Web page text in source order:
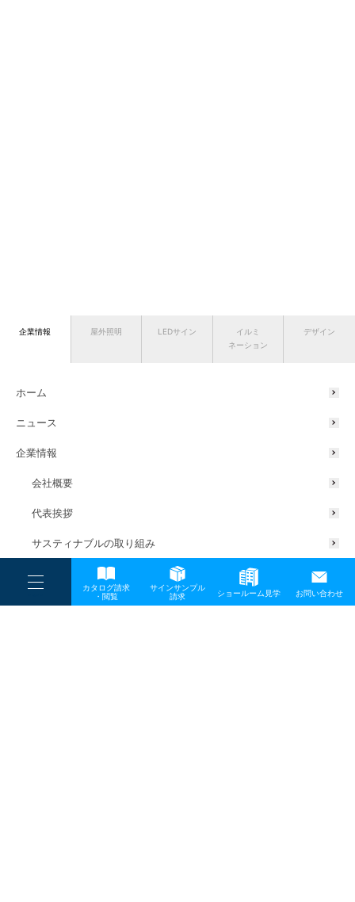
----
----
-
カタログ請求
・閲覧
サインサンプル
請求
ショールーム見学 お問い合わせ
企業情報 屋外照明 LEDサイン
イルミ
ネーション
デザイン
ホーム
ニュース
企業情報
会社概要
代表挨拶
サスティナブルの取り組み
一般事業主行動計画